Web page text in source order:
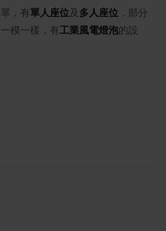
，有單人座位及 多人座位 ，部分
模一樣，有 工業風電燈泡的設